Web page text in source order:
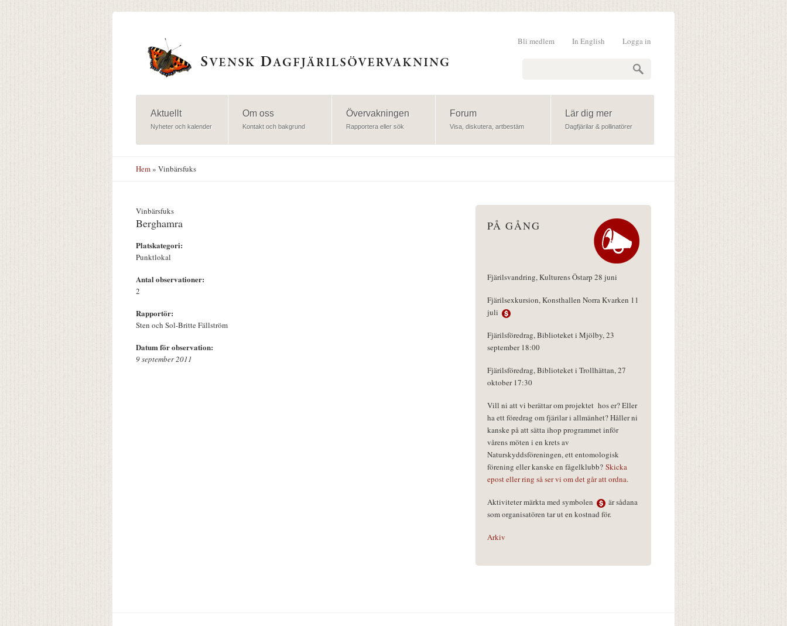
Logga in
In English
Bli medlem
Aktuellt
Nyheter och kalender
Om oss
Kontakt och bakgrund
Övervakningen
Rapportera eller sök
Forum
Visa, diskutera, artbestäm
Lär dig mer
Dagfjärilar & pollinatörer
Hem» Vinbärsfuks
Vinbärsfuks
Berghamra
Platskategori:
Punktlokal
Antal observationer:
2
Rapportör:
Sten och Sol-Britte Fällström
Datum för observation:
9 september 2011
PÅ GÅNG
Fjärilsvandring, Kulturens Östarp 28 juni
Fjärilsexkursion, Konsthallen Norra Kvarken 11
juli
Fjärilsföredrag, Biblioteket i Mjölby, 23
september 18:00
Fjärilsföredrag, Biblioteket i Trollhättan, 27
oktober 17:30
Vill ni att vi berättar om projektet hos er? Eller
ha ett föredrag om fjärilar i allmänhet? Håller ni
kanske på att sätta ihop programmet inför
vårens möten i en krets av
Naturskyddsföreningen, ett entomologisk
förening eller kanske en fågelklubb? Skicka
epost eller ring så ser vi om det går att ordna.
Aktiviteter märkta med symbolen
är sådana
som organisatören tar ut en kostnad för.
Arkiv